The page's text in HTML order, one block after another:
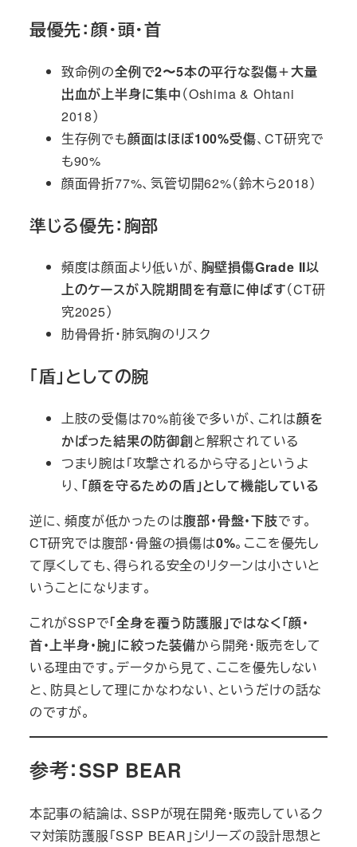
最優先：顔・頭・首
致命例の全例で2〜5本の平行な裂傷＋大量
出血が上半身に集中（Oshima & Ohtani
2018）
生存例でも顔面はほぼ100%受傷、CT研究で
も90%
顔面骨折77%、気管切開62%（鈴木ら2018）
準じる優先：胸部
頻度は顔面より低いが、 胸壁損傷Grade II以
上のケースが入院期間を有意に伸ばす（CT研
究2025）
肋骨骨折・肺気胸のリスク
「盾」としての腕
上肢の受傷は70%前後で多いが、これは顔を
かばった結果の防御創と解釈されている
つまり腕は「攻撃されるから守る」というよ
り、 「顔を守るための盾」として機能している
逆に、頻度が低かったのは腹部・骨盤・下肢です。
CT研究では腹部・骨盤の損傷は0%。ここを優先し
て厚くしても、得られる安全のリターンは小さいと
いうことになります。
これがSSPで「全身を覆う防護服」ではなく「顔・
首・上半身・腕」に絞った装備から開発・販売をして
いる理由です。データから見て、ここを優先しない
と、防具として理にかなわない、というだけの話な
のですが。
参考：SSP BEAR
本記事の結論は、SSPが現在開発・販売しているク
マ対策防護服「SSP BEAR」シリーズの設計思想と